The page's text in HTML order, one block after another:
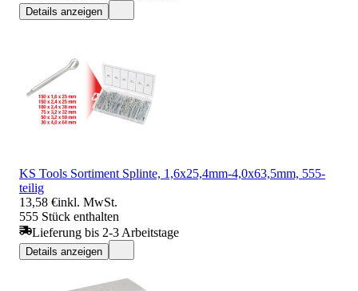
Details anzeigen
KS Tools Sortiment Splinte, 1,6x25,4mm-4,0x63,5mm, 555-
teilig
13,58 €inkl. MwSt.
555 Stück enthalten
Lieferung bis 2-3 Arbeitstage
Details anzeigen